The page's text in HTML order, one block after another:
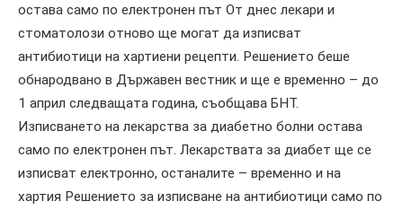
остава само по електронен път От днес лекари и
стоматолози отново ще могат да изписват
антибиотици на хартиени рецепти. Решението беше
обнародвано в Държавен вестник и ще е временно – до
1 април следващата година, съобщава БНТ.
Изписването на лекарства за диабетно болни остава
само по електронен път. Лекарствата за диабет ще се
изписват електронно, останалите – временно и на
хартия Решението за изписване на антибиотици само по